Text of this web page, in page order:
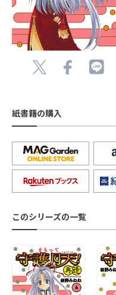
紙書籍の購入
このシリーズの一覧